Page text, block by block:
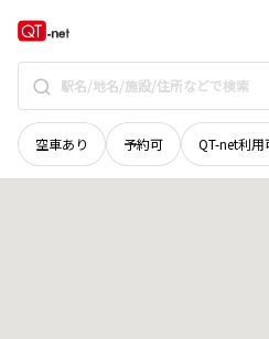
空車あり 予約可 QT-net利用
和歌山県